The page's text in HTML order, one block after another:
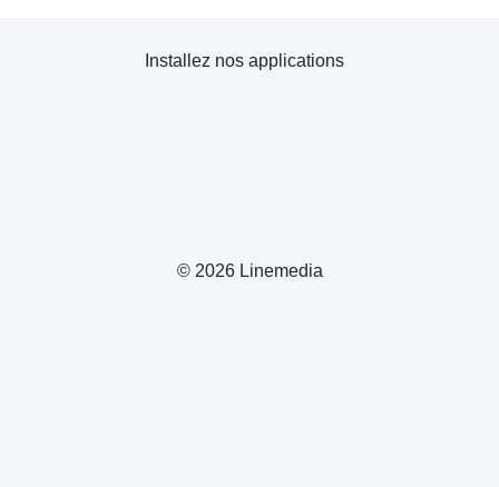
© 2026 Linemedia
Installez nos applications